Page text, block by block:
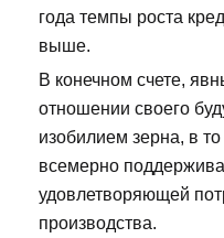
года темпы роста
выше.
В конечном счете,
отношении своего
изобилием зерна, в
всемерно
удовлетворяющей
производства.